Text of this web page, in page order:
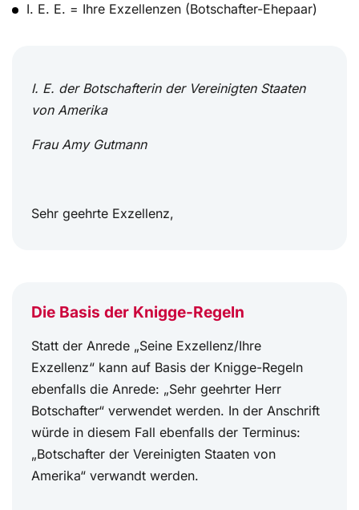
I. E. E. = Ihre Exzellenzen (Botschafter-Ehepaar)
I. E. der Botschafterin der Vereinigten Staaten
von Amerika
Frau Amy Gutmann
Sehr geehrte Exzellenz,
Die Basis der Knigge-Regeln
Statt der Anrede „Seine Exzellenz/Ihre
Exzellenz“ kann auf Basis der Knigge-Regeln
ebenfalls die Anrede: „Sehr geehrter Herr
Botschafter“ verwendet werden. In der Anschrift
würde in diesem Fall ebenfalls der Terminus:
„Botschafter der Vereinigten Staaten von
Amerika“ verwandt werden.